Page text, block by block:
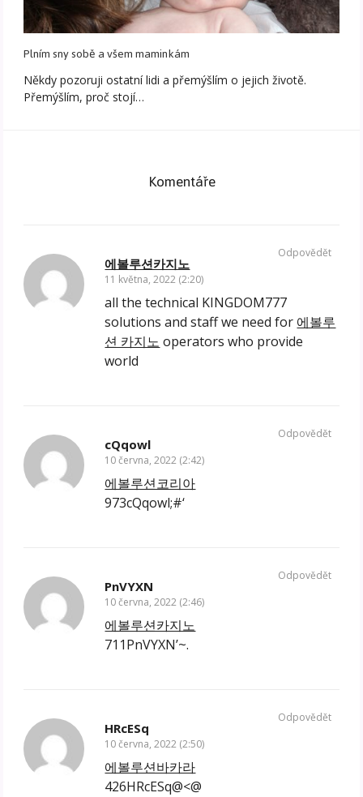
Plním sny sobě a všem maminkám
Někdy pozoruji ostatní lidi a přemýšlím o jejich životě.
Přemýšlím, proč stojí…
Komentáře
에볼루션카지노
11 května, 2022 (2:20)
all the technical KINGDOM777
solutions and staff we need for 에볼루
션 카지노 operators who provide
world
Odpovědět
cQqowl
10 června, 2022 (2:42)
에볼루션코리아
973cQqowl;#‘
Odpovědět
PnVYXN
10 června, 2022 (2:46)
에볼루션카지노
711PnVYXN’~.
Odpovědět
HRcESq
10 června, 2022 (2:50)
에볼루션바카라
426HRcESq@<@
Odpovědět